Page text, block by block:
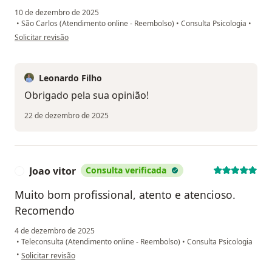
10 de dezembro de 2025
• São Carlos (Atendimento online - Reembolso) • Consulta Psicologia •
na opinião do utilizador L Lopes
Solicitar revisão
Leonardo Filho
Obrigado pela sua opinião!
22 de dezembro de 2025
Joao vitor Consulta verificada
Muito bom profissional, atento e atencioso.
Recomendo
4 de dezembro de 2025
• Teleconsulta (Atendimento online - Reembolso) • Consulta Psicologia
• na opinião do utilizador Joao vitor
Solicitar revisão